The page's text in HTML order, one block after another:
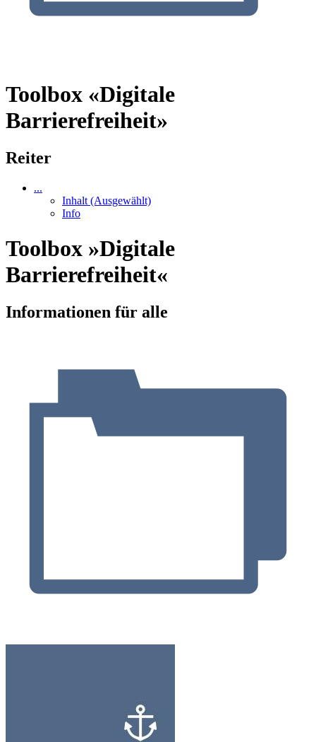
Toolbox «Digitale
Barrierefreiheit»
Reiter
...
Inhalt (Ausgewählt)
Info
Toolbox »Digitale
Barrierefreiheit«
Informationen für alle